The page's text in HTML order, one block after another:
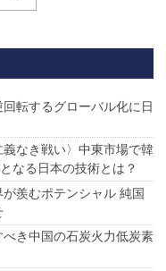
転するグローバル化に日
義なき戦い〉中東市場で韓
なる日本の技術とは？
が羨むポテンシャル 純国
き中国の石炭火力低炭素